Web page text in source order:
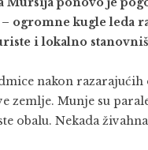
– ogromne kugle leda
i lokalno
nakon
zemlje. Munje su
obalu. Nekada